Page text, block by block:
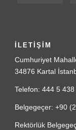
İLETİŞİM
Cumhuriyet
34876 Kartal
Telefon: 444 5 438
Belgegeçer: +90
Rektörlük